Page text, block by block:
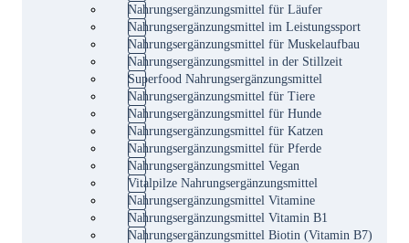
Nahrungsergänzungsmittel für Läufer
Nahrungsergänzungsmittel im Leistungssport
Nahrungsergänzungsmittel für Muskelaufbau
Nahrungsergänzungsmittel in der Stillzeit
Superfood Nahrungsergänzungsmittel
Nahrungsergänzungsmittel für Tiere
Nahrungsergänzungsmittel für Hunde
Nahrungsergänzungsmittel für Katzen
Nahrungsergänzungsmittel für Pferde
Nahrungsergänzungsmittel Vegan
Vitalpilze Nahrungsergänzungsmittel
Nahrungsergänzungsmittel Vitamine
Nahrungsergänzungsmittel Vitamin B1
Nahrungsergänzungsmittel Biotin (Vitamin B7)